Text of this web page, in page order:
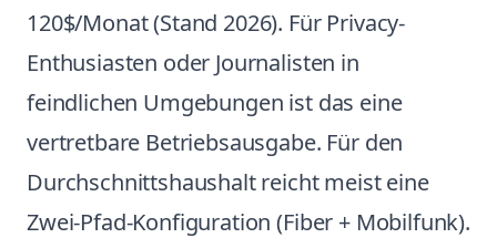
120$/Monat (Stand 2026). Für Privacy-
Enthusiasten oder Journalisten in
feindlichen Umgebungen ist das eine
vertretbare Betriebsausgabe. Für den
Durchschnittshaushalt reicht meist eine
Zwei-Pfad-Konfiguration (Fiber + Mobilfunk).